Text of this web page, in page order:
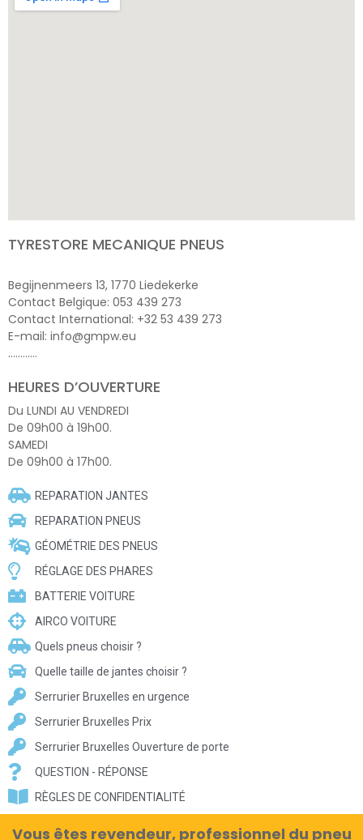
TYRESTORE MECANIQUE PNEUS
Begijnenmeers 13, 1770 Liedekerke
Contact Belgique: 053 439 273
Contact International: +32 53 439 273
E-mail: info@gmpw.eu
…………
HEURES D’OUVERTURE
Du LUNDI AU VENDREDI
De 09h00 à 19h00.
SAMEDI
De 09h00 à 17h00.
REPARATION JANTES
REPARATION PNEUS
GÉOMÉTRIE DES PNEUS
RÉGLAGE DES PHARES
BATTERIE VOITURE
AIRCO VOITURE
Quels pneus choisir ?
Quelle taille de jantes choisir ?
Serrurier Bruxelles en urgence
Serrurier Bruxelles Prix
Serrurier Bruxelles Ouverture de porte
QUESTION - RÉPONSE
RÈGLES DE CONFIDENTIALITÉ
Vous êtes revendeur, professionnel du pneu